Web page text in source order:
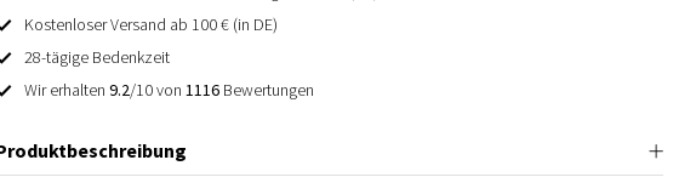
Kostenloser Versand ab 100 € (in DE)
28-tägige Bedenkzeit
Wir erhalten9.2/10 von1116 Bewertungen